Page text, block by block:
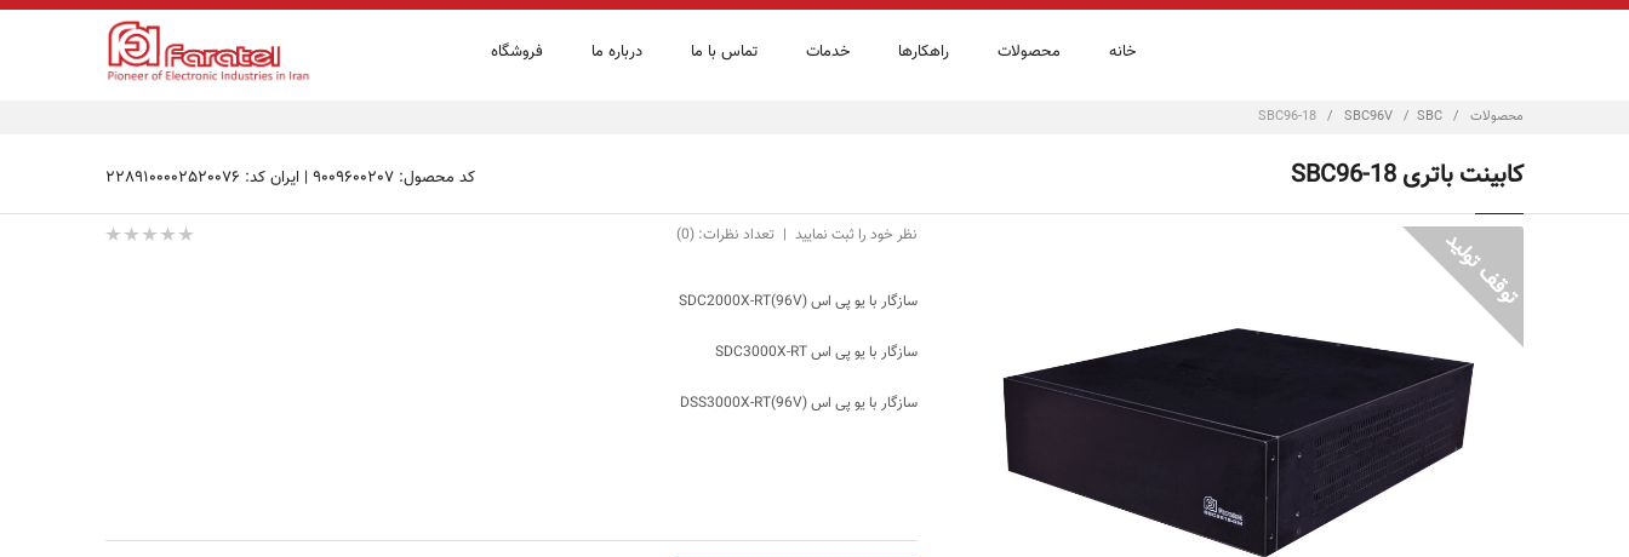
خانه محصولات راهكارها خدمات تماس با ما درباره ما فروشگاه
محصولات /
SBC
/
SBC96V
/
SBC96-18
کابینت باتری SBC96-18 کد محصول: 9009600207 | ایران کد: 2289100002520076
نظر خود را ثبت نمایید | تعداد نظرات: (0)
سازگار با یو پی اس SDC2000X-RT(96V)
سازگار با یو پی اس SDC3000X-RT
سازگار با یو پی اس DSS3000X-RT(96V)